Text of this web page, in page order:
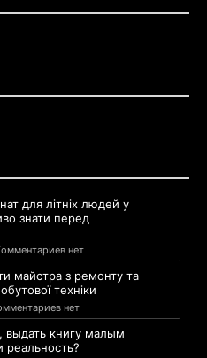
для літніх людей у
знати перед
нет
майстра з ремонту та
техніки
нет
выдать книгу малым